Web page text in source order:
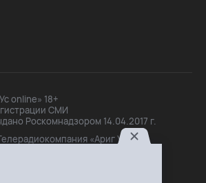
online» 18+
СМИ
Роскомнадзором 14.04.2017 г.
«Ариг Ус»,
Маханова О.Б.
30-14,